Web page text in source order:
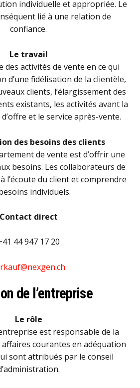
individuelle et appropriée. Le
lié à une relation de
confiance.
Le travail
des activités de vente en ce qui
d’une fidélisation de la clientèle,
clients, l’élargissement des
existants, les activités avant la
et le service après-vente.
des besoins des clients
de vente est d’offrir une
besoins. Les collaborateurs de
l’écoute du client et comprendre
individuels.
Contact direct
44 947 17 20
de l’entreprise
Le rôle
est responsable de la
courantes en adéquation
sont attribués par le conseil